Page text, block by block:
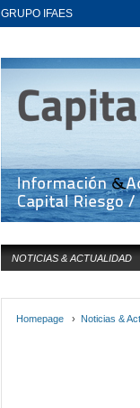
GRUPO IFAES
NOTICIAS & ACTUALIDAD
Homepage › Noticias &